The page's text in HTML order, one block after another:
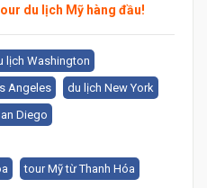
du lịch Mỹ hàng đầu!
lịch Washington
Angeles
du lịch New York
Diego
tour Mỹ từ Thanh Hóa